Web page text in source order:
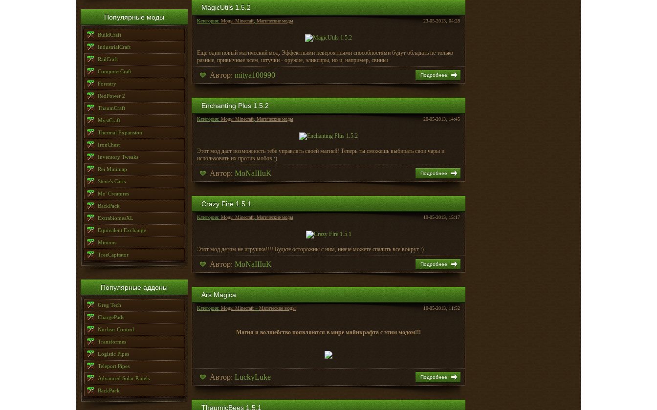
Популярные моды
BuildCraft
IndustrialCraft
RailCraft
ComputerCraft
Forestry
RedPower 2
ThaumCraft
MystCraft
Thermal Expansion
IronChest
Inventory Tweaks
Rei Minimap
Steve's Carts
Mo' Creatures
BackPack
ExtrabiomesXL
Equivalent Exchange
Minions
TreeCapitator
Популярные аддоны
Greg Tech
ChargePads
Nuclear Control
Transformes
Logistic Pipes
Teleport Pipes
Advanced Solar Panels
BackPack
MagicUtils 1.5.2
Категория: Моды Minecraft, Магические моды 23-05-2013, 04:28
Еще один новый магический мод. Эффектными невероятными способностями будут обладать не только
разные, привычные всем, штучки - оружие, эликсиры, но и, например, свиньи.
Автор: mitya100990 Подробнее
Enchanting Plus 1.5.2
Категория: Моды Minecraft, Магические моды 20-05-2013, 14:45
Этот мод даст возможность тебе управлять своей магией! Теперь ты сможешь выбирать свои чары и
использовать их против мобов :)
Автор: MoNaIIIuK Подробнее
Crazy Fire 1.5.1
Категория: Моды Minecraft, Магические моды 19-05-2013, 15:17
Этот мод детям не игрушка!!!! Будьте осторожны с ним, иначе можете спалить все вокруг :)
Автор: MoNaIIIuK Подробнее
Ars Magica
Категория: Моды Minecraft » Магические моды 10-05-2013, 11:52
Магия и волшебство появляются в мире майнкрафта с этим модом!!!
Автор: LuckyLuke Подробнее
ThaumicBees 1.5.1